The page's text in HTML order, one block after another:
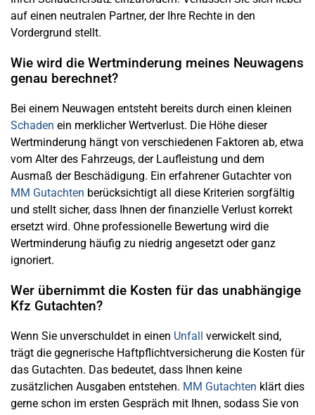
auf einen neutralen Partner, der Ihre Rechte in den
Vordergrund stellt.
Wie wird die Wertminderung meines Neuwagens
genau berechnet?
Bei einem Neuwagen entsteht bereits durch einen kleinen
Schaden ein merklicher Wertverlust. Die Höhe dieser
Wertminderung hängt von verschiedenen Faktoren ab, etwa
vom Alter des Fahrzeugs, der Laufleistung und dem
Ausmaß der Beschädigung. Ein erfahrener Gutachter von
MM Gutachten berücksichtigt all diese Kriterien sorgfältig
und stellt sicher, dass Ihnen der finanzielle Verlust korrekt
ersetzt wird. Ohne professionelle Bewertung wird die
Wertminderung häufig zu niedrig angesetzt oder ganz
ignoriert.
Wer übernimmt die Kosten für das unabhängige
Kfz Gutachten?
Wenn Sie unverschuldet in einen Unfall verwickelt sind,
trägt die gegnerische Haftpflichtversicherung die Kosten für
das Gutachten. Das bedeutet, dass Ihnen keine
zusätzlichen Ausgaben entstehen. MM Gutachten klärt dies
gerne schon im ersten Gespräch mit Ihnen, sodass Sie von